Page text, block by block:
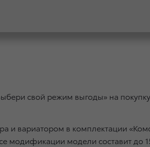
свой режим выгоды» на
и вариатором в комплектации
модификации модели составит до